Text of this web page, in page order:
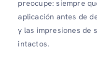
preocupe: siempre
aplicación antes de
y las impresiones de
intactos.